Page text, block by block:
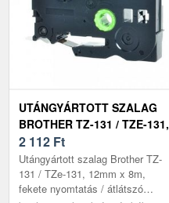
UTÁNGYÁRTOTT SZALAG
BROTHER TZ-131 / TZE-131,
12MM X 8M, FEKETE
NYOMTATÁS / ÁTLÁTSZÓ
ALAPON
2 112 Ft
Utángyártott szalag Brother TZ-
131 / TZe-131, 12mm x 8m,
fekete nyomtatás / átlátszó